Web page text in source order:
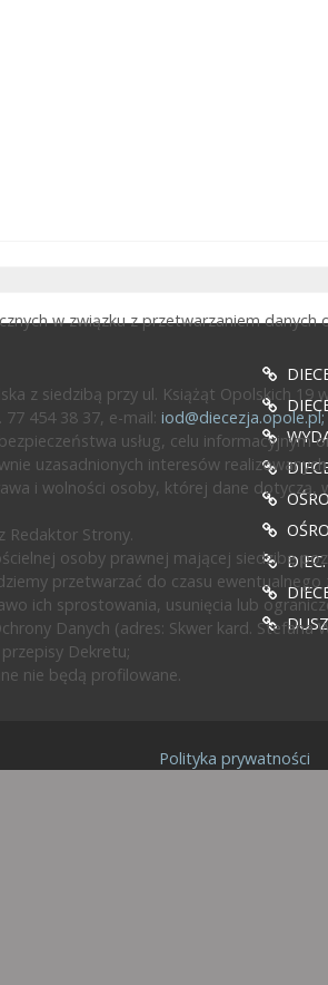
w związku z przetwarzaniem
z siedzibą przy ul. Książąt Opolskich
454 38 37, e-mail: iod@diecezja.opole.pl;
usług, celu informacyjnym
uzasadnionych interesów
i wolności osoby, której dane
Redaktor Strony.
osoby prawnej mającej siedzibę
przetwarzać do czasu ewentualnego
ich sprostowania, usunięcia lub
Danych (adres: Skwer kard. Stefana
Dekretu;
nie będą profilowane.
Polityka prywatności